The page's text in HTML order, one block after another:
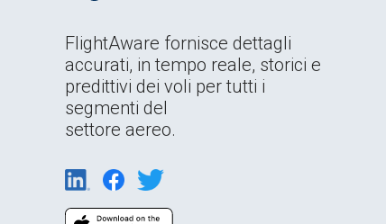
FlightAware fornisce dettagli
accurati, in tempo reale, storici e
predittivi dei voli per tutti i
segmenti del
settore aereo.